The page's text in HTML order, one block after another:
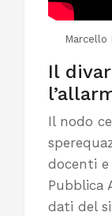
Marcello
Il
Il nodo
docenti e
Pubblica
dati del